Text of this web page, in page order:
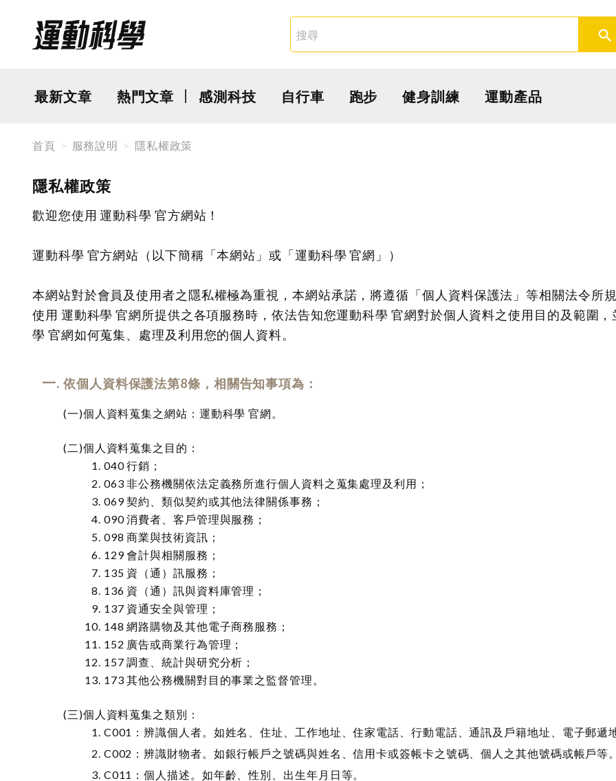
最新文章 熱門文章 感測科技 自行車 跑步 健身訓練 運動產品
首頁 服務說明 隱私權政策
隱私權政策
歡迎您使用 運動科學 官方網站！
運動科學 官方網站（以下簡稱「本網站」或「運動科學 官網」）
本網站對於會員及使用者之隱私權極為重視，本網站承諾，將遵循「個人資料保護法」等相關法令所
使用 運動科學 官網所提供之各項服務時，依法告知您運動科學 官網對於個人資料之使用目的及範圍
學 官網如何蒐集、處理及利用您的個人資料。
依個人資料保護法第8條，相關告知事項為：
個人資料蒐集之網站：運動科學 官網。
個人資料蒐集之目的：
040 行銷；
063 非公務機關依法定義務所進行個人資料之蒐集處理及利用；
069 契約、類似契約或其他法律關係事務；
090 消費者、客戶管理與服務；
098 商業與技術資訊；
129 會計與相關服務；
135 資（通）訊服務；
136 資（通）訊與資料庫管理；
137 資通安全與管理；
148 網路購物及其他電子商務服務；
152 廣告或商業行為管理；
157 調查、統計與研究分析；
173 其他公務機關對目的事業之監督管理。
個人資料蒐集之類別：
C001：辨識個人者。如姓名、住址、工作地址、住家電話、行動電話、通訊及戶籍地址、電子郵遞
C002：辨識財物者。如銀行帳戶之號碼與姓名、信用卡或簽帳卡之號碼、個人之其他號碼或帳戶等。
C011：個人描述。如年齡、性別、出生年月日等。
取消 確定